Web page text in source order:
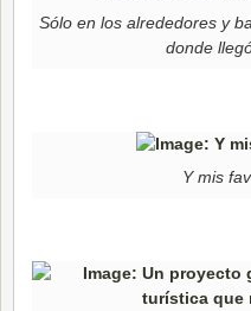
Sólo en los alrededores y
donde
Y mis